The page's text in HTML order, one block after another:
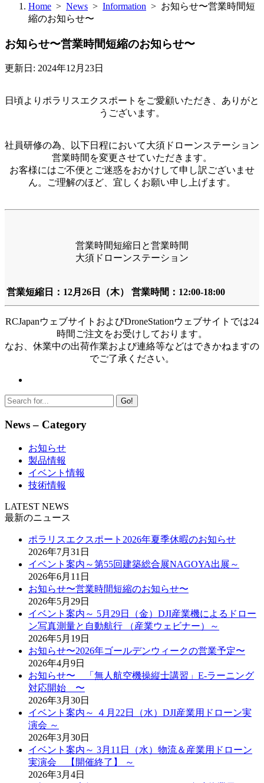
Home > News > Information > お知らせ〜営業時間短
縮のお知らせ〜
お知らせ〜営業時間短縮のお知らせ〜
更新日: 2024年12月23日
日頃よりポラリスエクスポートをご愛顧いただき、ありがと
うございます。
社員研修の為、以下日程において大須ドローンステーション
営業時間を変更させていただきます。
お客様にはご不便とご迷惑をおかけして申し訳ございませ
ん。ご理解のほど、宜しくお願い申し上げます。
営業時間短縮日と営業時間
大須ドローンステーション
営業短縮日：12月26日（木） 営業時間：12:00-18:00
RCJapanウェブサイトおよびDroneStationウェブサイトでは24
時間ご注文をお受けしております。
なお、休業中の出荷作業および連絡等などはできかねますの
でご了承ください。
Go!
News – Category
お知らせ
製品情報
イベント情報
技術情報
LATEST NEWS
最新のニュース
ポラリスエクスポート2026年夏季休暇のお知らせ
2026年7月31日
イベント案内～第55回建築総合展NAGOYA出展～
2026年6月11日
お知らせ〜営業時間短縮のお知らせ〜
2026年5月29日
イベント案内～ 5月29日（金）DJI産業機によるドロー
ン写真測量と自動航行 （産業ウェビナー）～
2026年5月19日
お知らせ〜2026年ゴールデンウィークの営業予定〜
2026年4月9日
お知らせ〜 「無人航空機操縦士講習」E-ラーニング
対応開始 〜
2026年3月30日
イベント案内～ ４月22日（水）DJI産業用ドローン実
演会 ～
2026年3月30日
イベント案内～ 3月11日（水）物流＆産業用ドローン
実演会 【開催終了】 ～
2026年3月4日